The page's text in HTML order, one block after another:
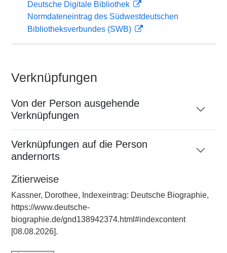
Deutsche Digitale Bibliothek
Normdateneintrag des Südwestdeutschen
Bibliotheksverbundes (SWB)
Verknüpfungen
Von der Person ausgehende
Verknüpfungen
Verknüpfungen auf die Person
andernorts
Zitierweise
Kassner, Dorothee, Indexeintrag: Deutsche Biographie,
https://www.deutsche-
biographie.de/gnd138942374.html#indexcontent
[08.08.2026].